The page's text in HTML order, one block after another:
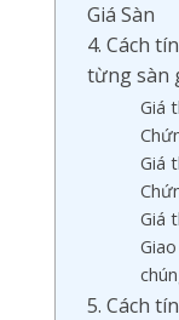
Giá Sàn
4. Cách
từng sàn
Giá
Giá
Giá
5. Cách